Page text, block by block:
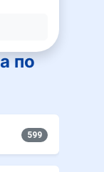
по
599